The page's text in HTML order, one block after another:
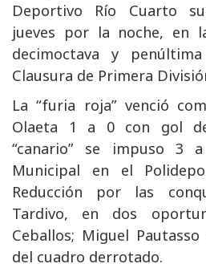
Deportivo Río Cuarto
jueves por la noche, en
decimoctava y
Clausura de Primera
La “furia roja” venció
Olaeta 1 a 0 con gol
“canario” se impuso 3
Municipal en el
Reducción por las
Tardivo, en dos
Ceballos; Miguel
del cuadro derrotado.